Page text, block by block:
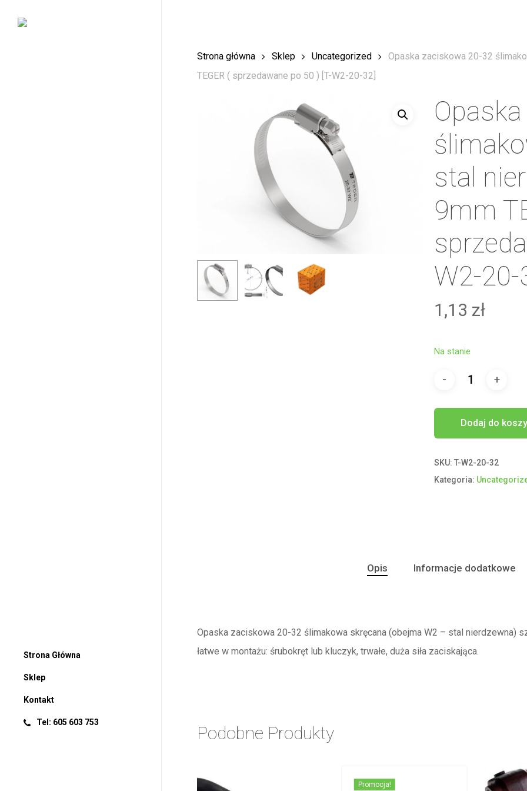
Strona Główna
Sklep
Kontakt
Tel: 605 603 753
Strona główna Sklep Uncategorized
Opaska zaciskowa 20-32
TEGER ( sprzedawane po 50 ) [T-W2-20-32]
stal
9mm
W2-20-
1,13 zł
Na stanie
Dodaj do
SKU:T-W2-20-32
Kategoria:
Opis Informacje dodatkowe
Opaska zaciskowa 20-32 ślimakowa skręcana (obejma W2 – stal nierdzewna)
łatwe w montażu: śrubokręt lub kluczyk, trwałe, duża siła zaciskająca.
Podobne Produkty
Promocja!